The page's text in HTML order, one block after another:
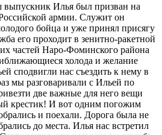
выпускник Илья был призван на
армии. Служит он
бойца и уже принял присягу
его проходит в зенитно-ракетной
частей Наро-Фоминского района
холода и желание
сподвигли нас съездить к нему в
мы разговаривали с Ильей по
две важные для него вещи
крестик! И вот одним погожим
и поехали. Дорога была не
до места. Илья нас встретил